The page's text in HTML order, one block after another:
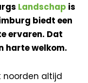
Landschap is
biedt een
ervaren. Dat
harte welkom.
noorden altijd